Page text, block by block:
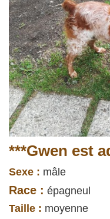
***Gwen est
Sexe : mâle
Race : épagneul
Taille : moyenne